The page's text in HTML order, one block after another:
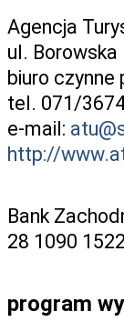
Agencja
ul. Borowska
biuro czynne
tel. 071/
e-mail:
http://
Bank
28 1090
program